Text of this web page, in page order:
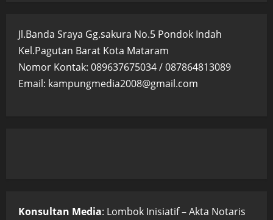
Jl.Banda Sraya Gg.sakura No.5 Pondok Indah
Kel.Pagutan Barat Kota Mataram
Nomor Kontak: 089637675034 / 087864813089
Email: kampungmedia2008@gmail.com
Konsultan Media: Lombok Inisiatif – Akta Notaris